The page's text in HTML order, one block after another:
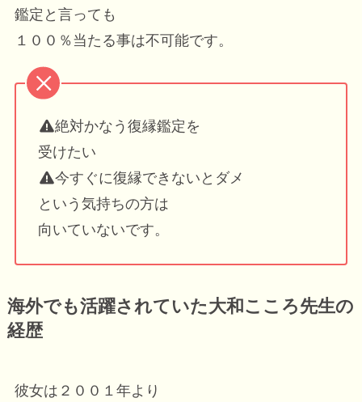
鑑定と言っても
１００％当たる事は不可能です。
絶対かなう復縁鑑定を
受けたい
今すぐに復縁できないとダメ
という気持ちの方は
向いていないです。
海外でも活躍されていた大和こころ先生の
経歴
彼女は２００１年より